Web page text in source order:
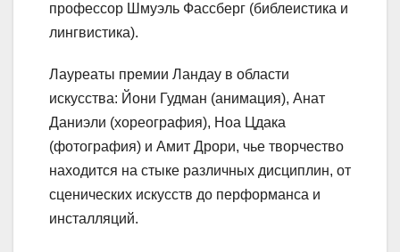
профессор Шмуэль Фассберг (библеистика и
лингвистика).
Лауреаты премии Ландау в области
искусства: Йони Гудман (анимация), Анат
Даниэли (хореография), Ноа Цдака
(фотография) и Амит Дрори, чье творчество
находится на стыке различных дисциплин, от
сценических искусств до перформанса и
инсталляций.